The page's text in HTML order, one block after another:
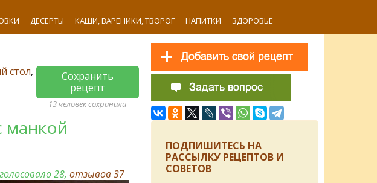
ДЕСЕРТЫ КАШИ, ВАРЕНИКИ, ТВОРОГ НАПИТКИ ЗДОРОВЬЕ
стол,
Сохранить
рецепт
13 человек сохранили
манкой
28,отзывов37
ПОДПИШИТЕСЬ НА
РАССЫЛКУ РЕЦЕПТОВ И
СОВЕТОВ